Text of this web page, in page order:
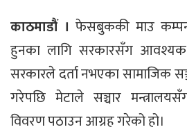
काठमाडौं । फेसबुककी माउ
हुनका लागि सरकारसँग
सरकारले दर्ता नभएका सामाजिक
गरेपछि मेटाले सञ्चार
विवरण पठाउन आग्रह गरेको हो।